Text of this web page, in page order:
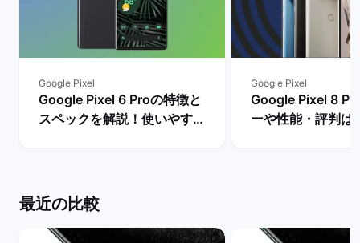
Google Pixel
Google Pixel 6 Proの特徴と
スペックを解説！使いやすさ
Google Pixel
Google Pixel 8
ーや性能・評判は
最近の比較